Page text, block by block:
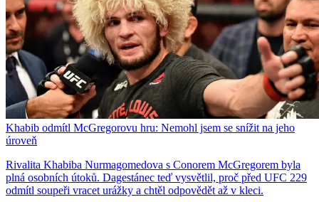
Khabib odmítl McGregorovu hru: Nemohl jsem se snížit na jeho
úroveň
Rivalita Khabiba Nurmagomedova s Conorem McGregorem byla
plná osobních útoků. Dagestánec teď vysvětlil, proč před UFC 229
odmítl soupeři vracet urážky a chtěl odpovědět až v kleci.